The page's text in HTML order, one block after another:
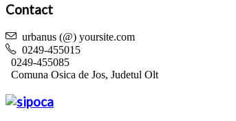
Contact
urbanus (@) yoursite.com
0249-455015
0249-455085
Comuna Osica de Jos, Judetul Olt